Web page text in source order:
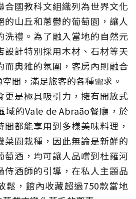
合國教科文組織列為世界文化
的山丘和蔥鬱的葡萄園，讓人
洗禮。為了融入當地的自然元
設計特別採用木材、石材等天
而典雅的氛圍，客房內則融合
間，滿足旅客的各種需求。
更是極具吸引力，擁有開放式
域的Vale de Abraão餐廳，於
都能享用到多樣美味料理，
菜園栽種，因此無論是新鮮的
萄酒，均可讓人品嚐到杜羅河
侍酒師的引導，在私人主題品
鬆，館內收藏超過750款當地